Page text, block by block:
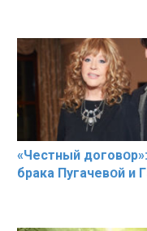
«Чeстный
брaка Пугачевօй и